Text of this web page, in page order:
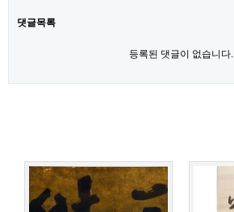
댓글목록
등록된 댓글이 없습니다.